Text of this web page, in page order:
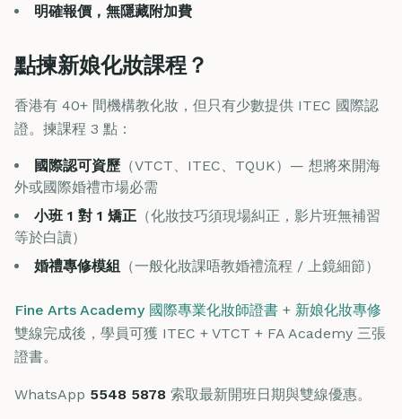
明確報價，無隱藏附加費
點揀新娘化妝課程？
香港有 40+ 間機構教化妝，但只有少數提供 ITEC 國際認
證。揀課程 3 點：
國際認可資歷 （VTCT、ITEC、TQUK）— 想將來開海
外或國際婚禮市場必需
小班 1 對 1 矯正 （化妝技巧須現場糾正，影片班無補習
等於白讀）
婚禮專修模組 （一般化妝課唔教婚禮流程 / 上鏡細節）
Fine Arts Academy 國際專業化妝師證書 + 新娘化妝專修
雙線完成後，學員可獲 ITEC + VTCT + FA Academy 三張
證書。
WhatsApp 5548 5878 索取最新開班日期與雙線優惠。